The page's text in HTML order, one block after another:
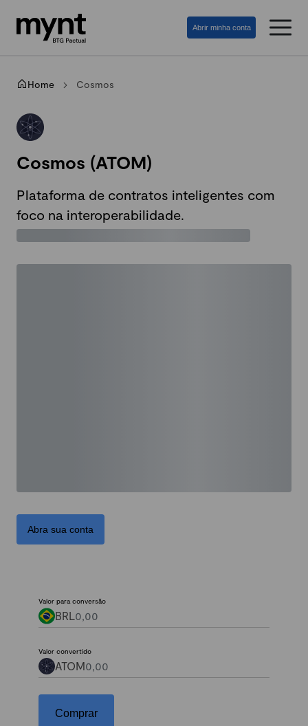
Abrir minha conta
Home Cosmos
Cosmos (ATOM)
Plataforma de contratos inteligentes com
foco na interoperabilidade.
Abra sua conta
Valor para conversão
BRL
Valor convertido
ATOM
Comprar